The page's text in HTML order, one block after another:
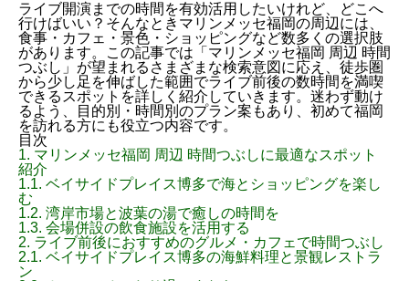
ライブ開演までの時間を有効活用したいけれど、どこへ
行けばいい？そんなときマリンメッセ福岡の周辺には、
食事・カフェ・景色・ショッピングなど数多くの選択肢
があります。この記事では「マリンメッセ福岡 周辺 時間
つぶし」が望まれるさまざまな検索意図に応え、徒歩圏
から少し足を伸ばした範囲でライブ前後の数時間を満喫
できるスポットを詳しく紹介していきます。迷わず動け
るよう、目的別・時間別のプラン案もあり、初めて福岡
を訪れる方にも役立つ内容です。
目次
1. マリンメッセ福岡 周辺 時間つぶしに最適なスポット
紹介
1.1. ベイサイドプレイス博多で海とショッピングを楽し
む
1.2. 湾岸市場と波葉の湯で癒しの時間を
1.3. 会場併設の飲食施設を活用する
2. ライブ前後におすすめのグルメ・カフェで時間つぶし
2.1. ベイサイドプレイス博多の海鮮料理と景観レストラ
ン